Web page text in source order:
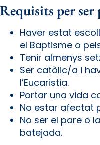
Requisits per
Haver estat
el Baptisme o
Tenir almenys
Ser catòlic/a i
l’Eucaristia.
Portar una vida
No estar afectat
No ser el pare o
batejada.